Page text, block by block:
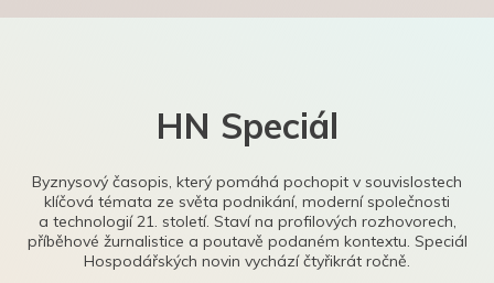
HN Speciál
Byznysový časopis, který pomáhá pochopit v souvislostech
klíčová témata ze světa podnikání, moderní společnosti
a technologií 21. století. Staví na profilových rozhovorech,
příběhové žurnalistice a poutavě podaném kontextu. Speciál
Hospodářských novin vychází čtyřikrát ročně.